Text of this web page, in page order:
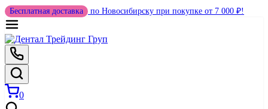
Бесплатная доставка по Новосибирску при покупке от 7 000 ₽!
0